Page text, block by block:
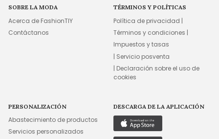
SOBRE LA MODA
Acerca de FashionTIY
Contáctanos
TÉRMINOS Y POLÍTICAS
Política de privacidad |
Términos y condiciones |
Impuestos y tasas
| Servicio posventa
| Declaración sobre el uso de
cookies
PERSONALIZACIÓN
Abastecimiento de productos
Servicios personalizados
DESCARGA DE LA APLICACIÓN